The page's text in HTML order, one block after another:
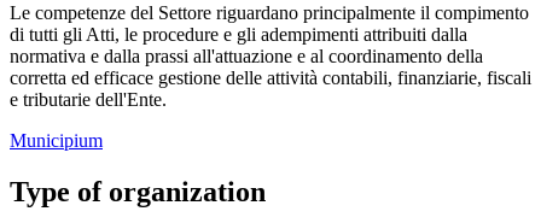
Le competenze del Settore riguardano principalmente il compimento
di tutti gli Atti, le procedure e gli adempimenti attribuiti dalla
normativa e dalla prassi all'attuazione e al coordinamento della
corretta ed efficace gestione delle attività contabili, finanziarie, fiscali
e tributarie dell'Ente.
Municipium
Type of organization